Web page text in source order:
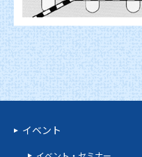
イベント